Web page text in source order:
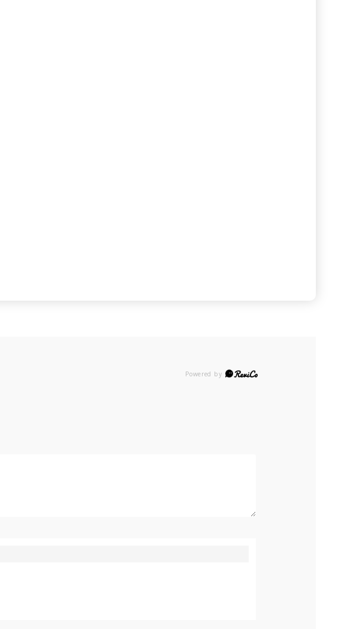
Powered by